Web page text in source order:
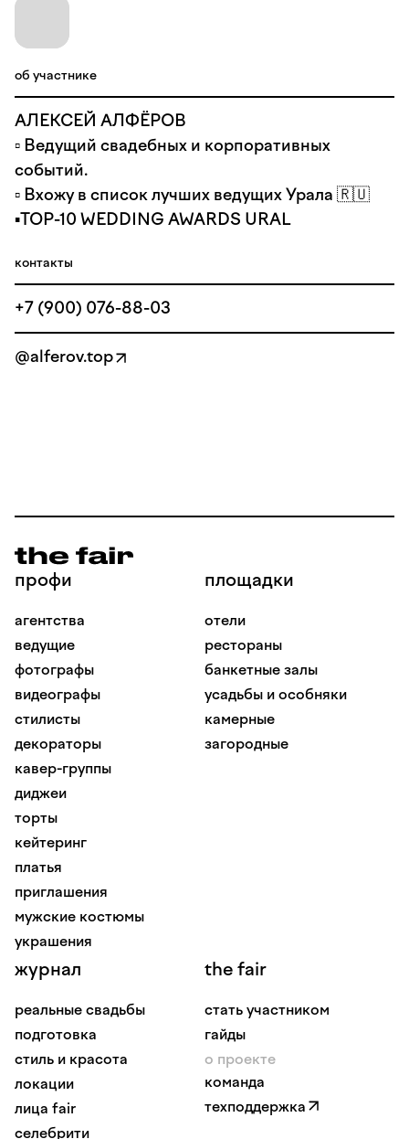
об участнике
АЛЕКСЕЙ АЛФЁРОВ
▫️ Ведущий свадебных и корпоративных
событий.
▫️ Вхожу в список лучших ведущих Урала 🇷🇺
▪️TOP-10 WEDDING AWARDS URAL
контакты
+7 (900) 076-88-03
@alferov.top
профи
агентства
ведущие
фотографы
видеографы
стилисты
декораторы
кавер-группы
диджеи
торты
кейтеринг
платья
приглашения
мужские костюмы
украшения
площадки
отели
рестораны
банкетные залы
усадьбы и особняки
камерные
загородные
журнал
реальные свадьбы
подготовка
стиль и красота
локации
лица fair
селебрити
the fair
стать участником
гайды
о проекте
команда
техподдержка